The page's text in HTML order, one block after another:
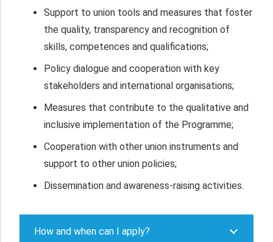
Support to union tools and measures that foster
the quality, transparency and recognition of
skills, competences and qualifications;
Policy dialogue and cooperation with key
stakeholders and international organisations;
Measures that contribute to the qualitative and
inclusive implementation of the Programme;
Cooperation with other union instruments and
support to other union policies;
Dissemination and awareness-raising activities.
How and when can I apply?